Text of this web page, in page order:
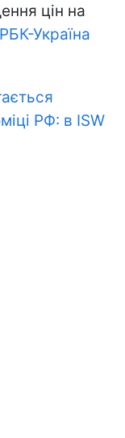
цін на
РБК-Україна
РФ: в ISW